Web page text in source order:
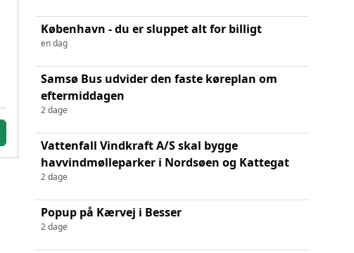
København - du er sluppet alt for billigt
en dag
Samsø Bus udvider den faste køreplan om
eftermiddagen
2 dage
Vattenfall Vindkraft A/S skal bygge
havvindmølleparker i Nordsøen og Kattegat
2 dage
Popup på Kærvej i Besser
2 dage